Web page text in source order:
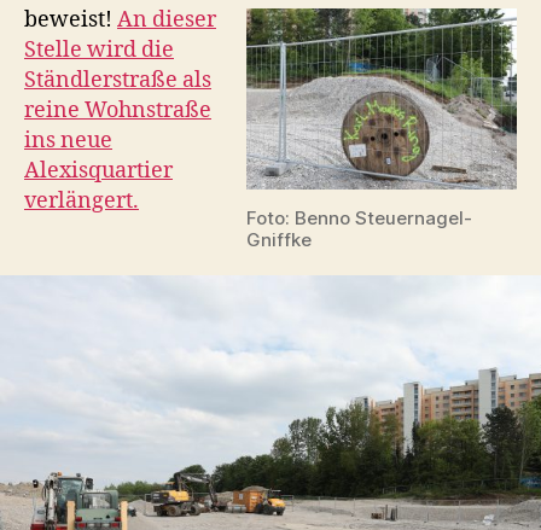
Foto: Benno Steuernagel-
Gniffke
beweist! An dieser
Stelle wird die
Ständlerstraße als
reine Wohnstraße
ins neue
Alexisquartier
verlängert.